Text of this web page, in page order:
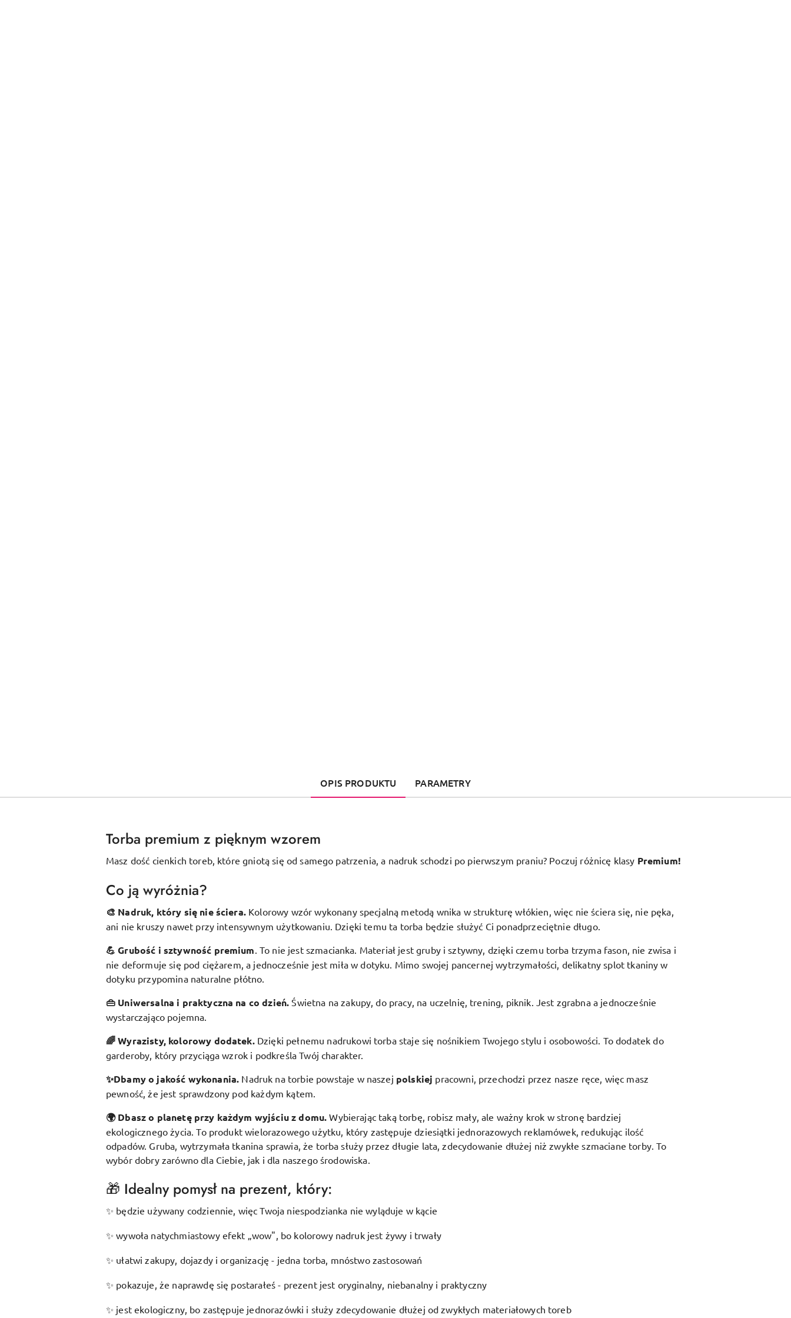
OPIS PRODUKTU PARAMETRY
Torba premium z pięknym wzorem
Masz dość cienkich toreb, które gniotą się od samego patrzenia, a nadruk schodzi po pierwszym praniu? Poczuj różnicę klasy Premium!
Co ją wyróżnia?
🎨 Nadruk, który się nie ściera. Kolorowy wzór wykonany specjalną metodą wnika w strukturę włókien, więc nie ściera się, nie pęka,
ani nie kruszy nawet przy intensywnym użytkowaniu. Dzięki temu ta torba będzie służyć Ci ponadprzeciętnie długo.
💪 Grubość i sztywność premium To nie jest szmacianka. Materiał jest gruby i sztywny, dzięki czemu torba trzyma fason, nie zwisa i
nie deformuje się pod ciężarem, a jednocześnie jest miła w dotyku. Mimo swojej pancernej wytrzymałości, delikatny splot tkaniny w
dotyku przypomina naturalne płótno.
👜 Uniwersalna i praktyczna na co dzień. Świetna na zakupy, do pracy, na uczelnię, trening, piknik. Jest zgrabna a jednocześnie
wystarczająco pojemna.
🌈 Wyrazisty, kolorowy dodatek. Dzięki pełnemu nadrukowi torba staje się nośnikiem Twojego stylu i osobowości. To dodatek do
garderoby, który przyciąga wzrok i podkreśla Twój charakter.
✨Dbamy o jakość wykonania. Nadruk na torbie powstaje w naszej polskiej pracowni, przechodzi przez nasze ręce, więc masz
pewność, że jest sprawdzony pod każdym kątem.
🌍 Dbasz o planetę przy każdym wyjściu z domu.Wybierając taką torbę, robisz mały, ale ważny krok w stronę bardziej
ekologicznego życia. To produkt wielorazowego użytku, który zastępuje dziesiątki jednorazowych reklamówek, redukując ilość
odpadów. Gruba, wytrzymała tkanina sprawia, że torba służy przez długie lata, zdecydowanie dłużej niż zwykłe szmaciane torby. To
wybór dobry zarówno dla Ciebie, jak i dla naszego środowiska.
🎁 Idealny pomysł na prezent, który:
✨ będzie używany codziennie, więc Twoja niespodzianka nie wyląduje w kącie
✨ wywoła natychmiastowy efekt „wow", bo kolorowy nadruk jest żywy i trwały
✨ ułatwi zakupy, dojazdy i organizację - jedna torba, mnóstwo zastosowań
✨ pokazuje, że naprawdę się postarałeś - prezent jest oryginalny, niebanalny i praktyczny
✨ jest ekologiczny, bo zastępuje jednorazówki i służy zdecydowanie dłużej od zwykłych materiałowych toreb